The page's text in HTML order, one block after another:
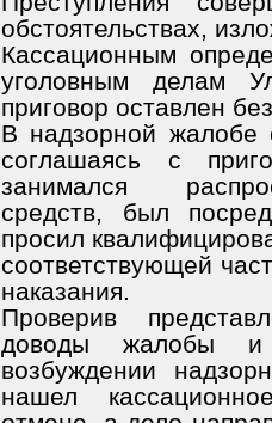
обстоятельствах,
Кассационным
уголовным делам
приговор оставлен
В надзорной
соглашаясь с
занимался
средств, был
просил
соответствующей
наказания.
Проверив
доводы жалобы и
возбуждении
нашел